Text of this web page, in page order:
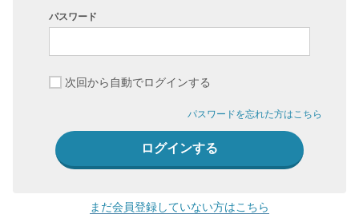
パスワード
次回から自動でログインする
パスワードを忘れた方はこちら
まだ会員登録していない方はこちら